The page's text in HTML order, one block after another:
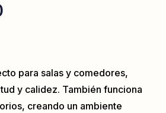
para salas y comedores,
y calidez. También funciona
creando un ambiente